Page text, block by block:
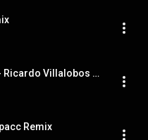
Somebody lonely and me - Ricardo Villalobos Remix
Remix